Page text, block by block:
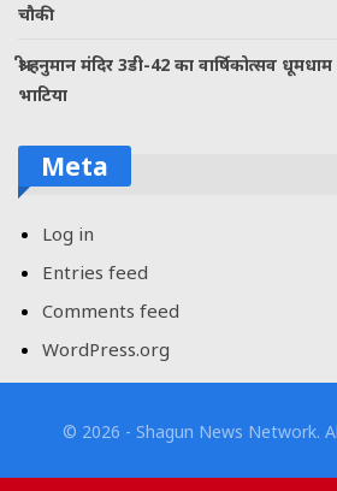
चौकी
श्री हनुमान मंदिर 3डी-42 का वार्षिकोत्सव
भाटिया
Meta
Log in
Entries feed
Comments feed
WordPress.org
© 2026 - Shagun News Network.